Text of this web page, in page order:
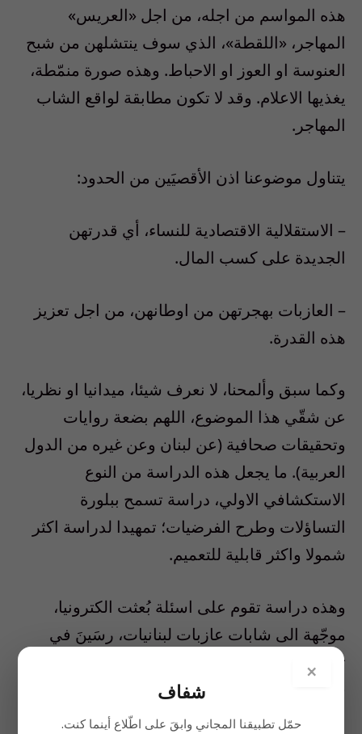
هذه المواسم من اجله، من اجل «العريس»
المهاجر، «اللقطة»، الذي سوف ينتشلهن من شبح
العنوسة او العوز او الاحباط. وهذه صورة منمّطة،
يغذيها الاعلام. وقد لا تكون مطابقة لواقع الشاب
المهاجر.
يتناول موضوعنا اذن الأقصيَين من الحدود:
– الاستقلالية الاقتصادية للنساء، أي قدرتهن
الجديدة على كسب المال.
– العازبات بهجرتهن من اوطانهن، من اجل تعزيز
هذه القدرة.
وكما سبق وألمحنا، لا نعرف شيئا، ميدانيا او نظريا،
عن شقّي هذا الموضوع، اللهم بضعة روايات
وتحقيقات صحافية (عن لبنان وعن غيره من الدول
العربية). ما يجعل هذه الدراسة من النوع
الاستكشافي الاولي، دراسة تسمح ببلورة
التساؤلات وطرح الفرضيات؛ تمهيدا لدراسة اكثر
شمولا واكثر قابلية للتعميم.
وهذه دراسة تقوم على اسئلة بُعثت الكترونيا،
موجّهة الى شابات عازبات لبنانيات، رسَينَ في
فرنسا (واحدة)، قطر (1)، المملكة العربية
×
شفاف
حمّل تطبيقنا المجاني وابقَ على اطّلاع أينما كنت.